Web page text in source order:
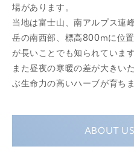
場があります。
当地は富士山、南アルプス連
岳の南西部、標高800mに位
が長いことでも知られています
また昼夜の寒暖の差が大きい
ぶ生命力の高いハーブが育ちま
ABOUT